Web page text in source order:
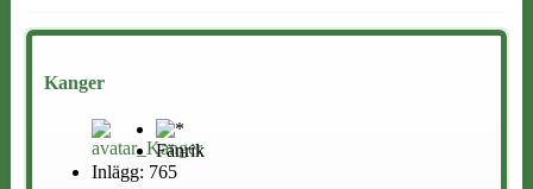
Kanger
Fänrik
Inlägg: 765